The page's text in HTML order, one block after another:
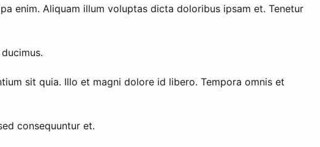
enim. Aliquam illum voluptas dicta doloribus ipsam et. Tenetur
sit quia. Illo et magni dolore id libero. Tempora omnis et
consequuntur et.